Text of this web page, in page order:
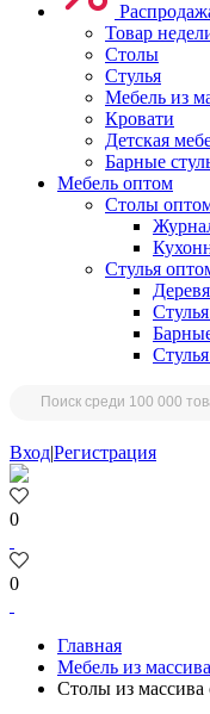
Товар
Столы
Стулья
Мебель из
Кровати
Детская
Барные
Мебель оптом
Столы
Стулья
Вход|Регистрация
0
0
Главная
Мебель из массива
Столы из массива